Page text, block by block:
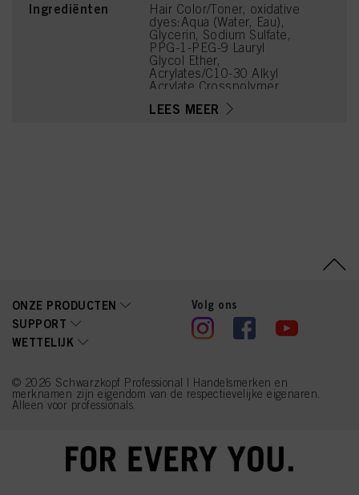
Ingrediënten
Hair Color/Toner, oxidative
dyes:Aqua (Water, Eau),
Glycerin, Sodium Sulfate,
PPG-1-PEG-9 Lauryl
Glycol Ether,
Acrylates/C10-30 Alkyl
Acrylate Crosspolymer,
Phenoxyethanol,
Methylresorcinol,
Geraniol, Sodium
Hyaluronate, 2-Amino-3-
Hydroxypyridine
LEES MEER
ONZE PRODUCTEN
SUPPORT
WETTELIJK
Volg ons
© 2026 Schwarzkopf Professional | Handelsmerken en
merknamen zijn eigendom van de respectievelijke eigenaren.
Alleen voor professionals.